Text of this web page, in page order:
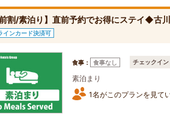
割/素泊り】直前予約でお得にステイ◆
インカード決済可
食事： 食事なし チェックイン
素泊まり
1名がこのプランを見て